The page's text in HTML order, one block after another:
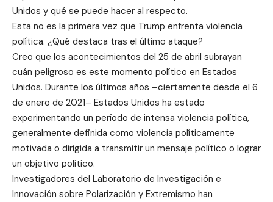
Unidos y qué se puede hacer al respecto.
Esta no es la primera vez que Trump enfrenta violencia
política. ¿Qué destaca tras el último ataque?
Creo que los acontecimientos del 25 de abril subrayan
cuán peligroso es este momento político en Estados
Unidos. Durante los últimos años –ciertamente desde el 6
de enero de 2021– Estados Unidos ha estado
experimentando un período de intensa violencia política,
generalmente definida como violencia políticamente
motivada o dirigida a transmitir un mensaje político o lograr
un objetivo político.
Investigadores del Laboratorio de Investigación e
Innovación sobre Polarización y Extremismo han